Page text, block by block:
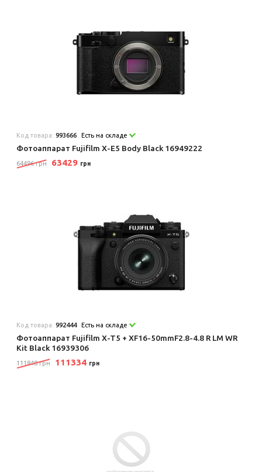
Код товара:993666 Есть на складе
Фотоаппарат Fujifilm X-E5 Body Black 16949222
64496 грн 63429 грн
Код товара:992444 Есть на складе
Фотоаппарат Fujifilm X-T5 + XF16-50mmF2.8-4.8 R LM WR
Kit Black 16939306
111848 грн 111334 грн